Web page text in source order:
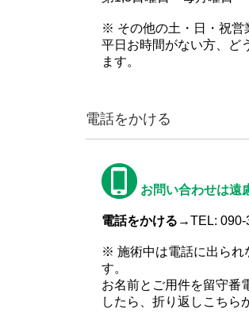
※ その他の土・日・祝営
平日お時間がない方、ど
ます。
電話をかける
お問い合わせは遠
電話をかける→TEL:
※ 施術中は電話に出られ
す。
お名前とご用件を留守番
したら、折り返しこちら